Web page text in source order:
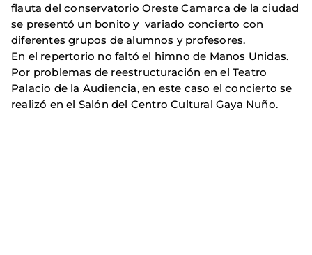
flauta del conservatorio Oreste Camarca de la ciudad
se presentó un bonito y variado concierto con
diferentes grupos de alumnos y profesores.
En el repertorio no faltó el himno de Manos Unidas.
Por problemas de reestructuración en el Teatro
Palacio de la Audiencia, en este caso el concierto se
realizó en el Salón del Centro Cultural Gaya Nuño.